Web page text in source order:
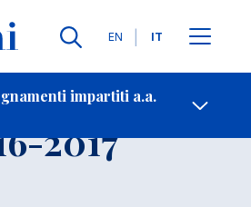
Lingue
EN IT
impartiti a.a.
2017